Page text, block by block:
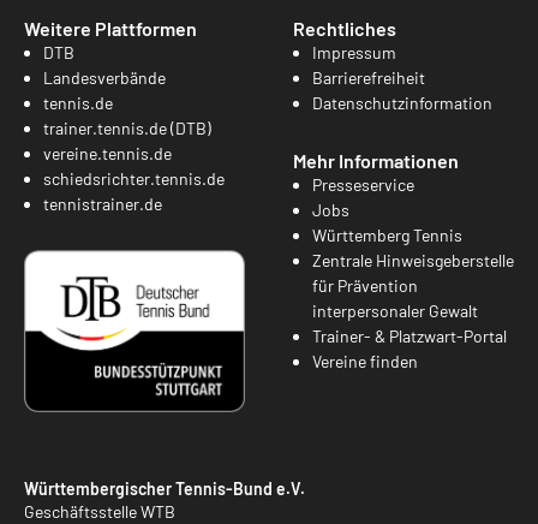
Weitere Plattformen
DTB
Landesverbände
tennis.de
trainer.tennis.de (DTB)
vereine.tennis.de
schiedsrichter.tennis.de
tennistrainer.de
Rechtliches
Impressum
Barrierefreiheit
Datenschutzinformation
Mehr Informationen
Presseservice
Jobs
Württemberg Tennis
Zentrale Hinweisgeberstelle
für Prävention
interpersonaler Gewalt
Trainer- & Platzwart-Portal
Vereine finden
Württembergischer Tennis-Bund e.V.
Geschäftsstelle WTB